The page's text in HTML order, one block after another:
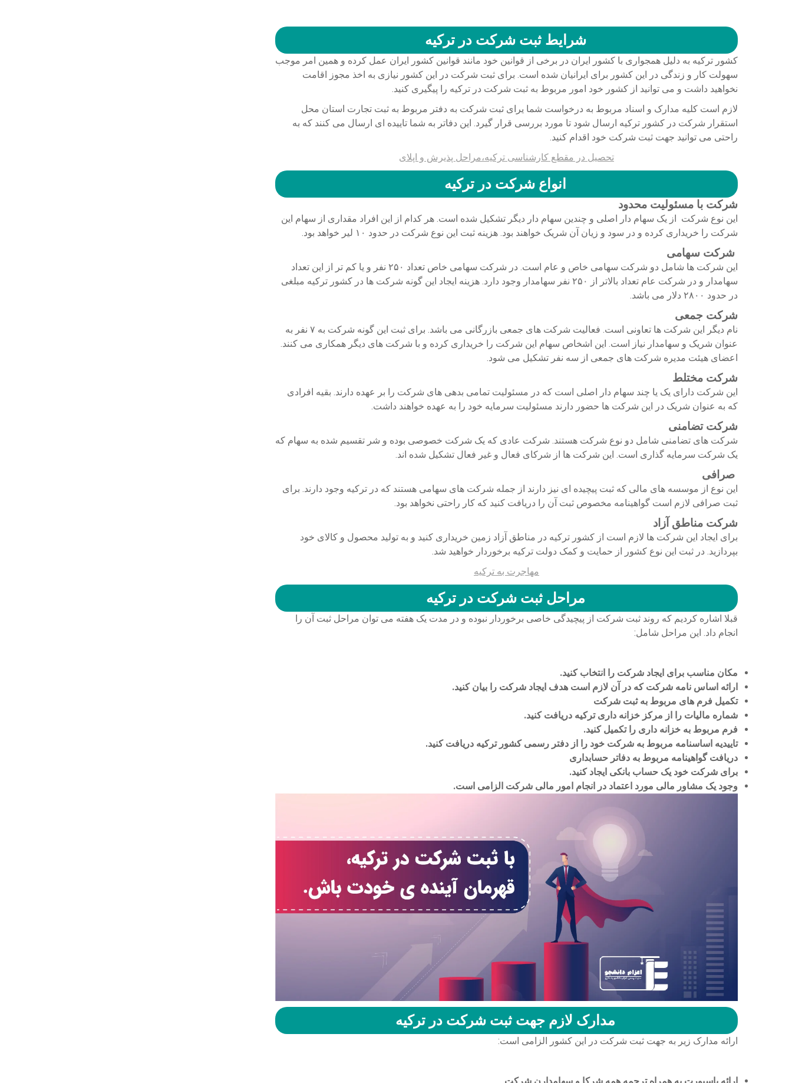
شرایط ثبت شرکت در ترکیه
کشور ترکیه به دلیل همجواری با کشور ایران در برخی از قوانین خود مانند قوانین کشور ایران عمل کرده و همین امر موجب
سهولت کار و زندگی در این کشور برای ایرانیان شده است. برای ثبت شرکت در این کشور نیازی به اخذ مجوز اقامت
نخواهید داشت و می توانید از کشور خود امور مربوط به ثبت شرکت در ترکیه را پیگیری کنید.
لازم است کلیه مدارک و اسناد مربوط به درخواست شما یرای ثبت شرکت به دفتر مربوط به ثبت تجارت استان محل
استقرار شرکت در کشور ترکیه ارسال شود تا مورد بررسی قرار گیرد. این دفاتر به شما تاییده ای ارسال می کنند که به
راحتی می توانید جهت ثبت شرکت خود اقدام کنید.
تحصیل در مقطع کارشناسی ترکیه،مراحل پذیرش و اپلای
انواع شرکت در ترکیه
شرکت با مسئولیت محدود
این نوع شرکت از یک سهام دار اصلی و چندین سهام دار دیگر تشکیل شده است. هر کدام از این افراد مقداری از سهام این
شرکت را خریداری کرده و در سود و زیان آن شریک خواهند بود. هزینه ثبت این نوع شرکت در حدود ۱۰ لیر خواهد بود.
شرکت سهامی
این شرکت ها شامل دو شرکت سهامی خاص و عام است. در شرکت سهامی خاص تعداد ۲۵۰ نفر و یا کم تر از این تعداد
سهامدار و در شرکت عام تعداد بالاتر از ۲۵۰ نفر سهامدار وجود دارد. هزینه ایجاد این گونه شرکت ها در کشور ترکیه مبلغی
در حدود ۲۸۰۰ دلار می باشد.
شرکت جمعی
نام دیگر این شرکت ها تعاونی است. فعالیت شرکت های جمعی بازرگانی می باشد. برای ثبت این گونه شرکت به ۷ نفر به
عنوان شریک و سهامدار نیاز است. این اشخاص سهام این شرکت را خریداری کرده و با شرکت های دیگر همکاری می کنند.
اعضای هیئت مدیره شرکت های جمعی از سه نفر تشکیل می شود.
شرکت مختلط
این شرکت دارای یک یا چند سهام دار اصلی است که در مسئولیت تمامی بدهی های شرکت را بر عهده دارند. بقیه افرادی
که به عنوان شریک در این شرکت ها حضور دارند مسئولیت سرمایه خود را به عهده خواهند داشت.
شرکت تضامنی
شرکت های تضامنی شامل دو نوع شرکت هستند. شرکت عادی که یک شرکت خصوصی بوده و شر تقسیم شده به سهام که
یک شرکت سرمایه گذاری است. این شرکت ها از شرکای فعال و غیر فعال تشکیل شده اند.
صرافی
این نوع از موسسه های مالی که ثبت پیچیده ای نیز دارند از جمله شرکت های سهامی هستند که در ترکیه وجود دارند. برای
ثبت صرافی لازم است گواهینامه مخصوص ثبت آن را دریافت کنید که کار راحتی نخواهد بود.
شرکت مناطق آزاد
برای ایجاد این شرکت ها لازم است از کشور ترکیه در مناطق آزاد زمین خریداری کنید و به تولید محصول و کالای خود
بپردازید. در ثبت این نوع کشور از حمایت و کمک دولت ترکیه برخوردار خواهید شد.
مهاجرت به ترکیه
مراحل ثبت شرکت در ترکیه
قبلا اشاره کردیم که روند ثبت شرکت از پیچیدگی خاصی برخوردار نبوده و در مدت یک هفته می توان مراحل ثبت آن را
انجام داد. این مراحل شامل:
مکان مناسب برای ایجاد شرکت را انتخاب کنید.
ارائه اساس نامه شرکت که در آن لازم است هدف ایجاد شرکت را بیان کنید.
تکمیل فرم های مربوط به ثبت شرکت
شماره مالیات را از مرکز خزانه داری ترکیه دریافت کنید.
فرم مربوط به خزانه داری را تکمیل کنید.
تاییدیه اساسنامه مربوط به شرکت خود را از دفتر رسمی کشور ترکیه دریافت کنید.
دریافت گواهینامه مربوط به دفاتر حسابداری
برای شرکت خود یک حساب بانکی ایجاد کنید.
وجود یک مشاور مالی مورد اعتماد در انجام امور مالی شرکت الزامی است.
مدارک لازم جهت ثبت شرکت در ترکیه
ارائه مدارک زیر به جهت ثبت شرکت در این کشور الزامی است: